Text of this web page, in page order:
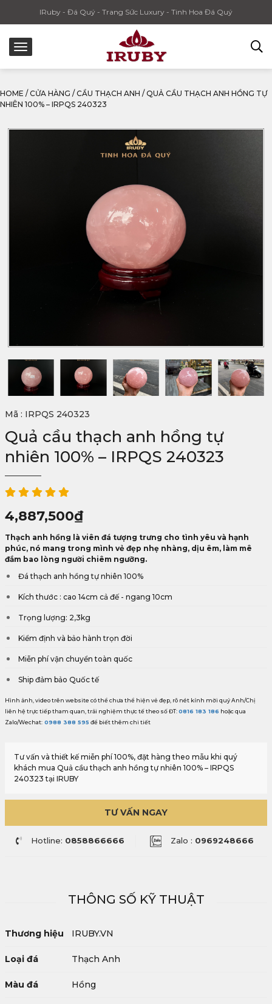
IRuby - Đá Quý - Trang Sức Luxury - Tinh Hoa Đá Quý
HOME / CỬA HÀNG / CẦU THẠCH ANH / QUẢ CẦU THẠCH ANH HỒNG TỰ
NHIÊN 100% – IRPQS 240323
Mã : IRPQS 240323
Quả cầu thạch anh hồng tự
nhiên 100% – IRPQS 240323
4,887,500₫
Thạch anh hồng là viên đá tượng trưng cho tình yêu và hạnh
phúc, nó mang trong mình vẻ đẹp nhẹ nhàng, dịu êm, làm mê
đắm bao lòng người chiêm ngưỡng.
Đá thạch anh hồng tự nhiên 100%
Kích thước : cao 14cm cả đế - ngang 10cm
Trọng lượng: 2,3kg
Kiểm định và bảo hành trọn đời
Miễn phí vận chuyển toàn quốc
Ship đảm bảo Quốc tế
Hình ảnh, video trên website có thể chưa thể hiện vẻ đẹp, rõ nét kính mời quý Anh/Chị
liên hệ trực tiếp tham quan, trải nghiệm thực tế theo số ĐT:0816 183 186 hoặc qua
Zalo/Wechat: 0988 388 595 để biết thêm chi tiết
Tư vấn và thiết kế miễn phí 100%, đặt hàng theo mẫu khi quý
khách mua Quả cầu thạch anh hồng tự nhiên 100% – IRPQS
240323 tại IRUBY
TƯ VẤN NGAY
Hotline: 0858866666 Zalo : 0969248666
THÔNG SỐ KỸ THUẬT
Thương hiệu IRUBY.VN
Loại đá Thạch Anh
Màu đá Hồng